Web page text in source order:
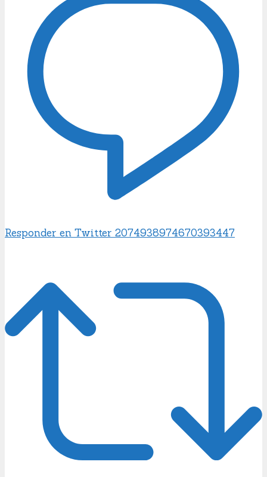
Responder en Twitter 2074938974670393447